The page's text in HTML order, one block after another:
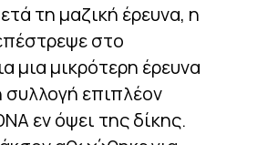
τη μαζική έρευνα, η
στο
μια μικρότερη έρευνα
επιπλέον
εν όψει της δίκης.